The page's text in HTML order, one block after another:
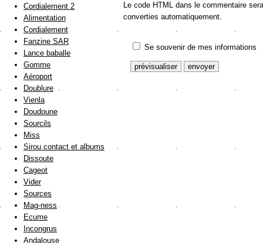
Le code HTML dans le commentaire
converties automatiquement.
Se souvenir de mes informations
Cordialement 2
Alimentation
Cordialement
Fanzine SAR
Lance baballe
Gomme
Aéroport
Doublure
Vienla
Doudoune
Sourcils
Miss
Sirou contact et albums
Dissoute
Cageot
Vider
Sources
Mag-ness
Ecume
Incongrus
Andalouse